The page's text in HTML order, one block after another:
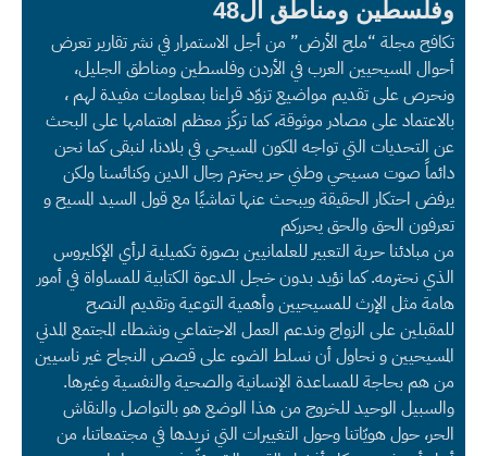
وفلسطين ومناطق ال48
تكافح مجلة “ملح الأرض” من أجل الاستمرار في نشر تقارير تعرض
أحوال المسيحيين العرب في الأردن وفلسطين ومناطق الجليل،
ونحرص على تقديم مواضيع تزوّد قراءنا بمعلومات مفيدة لهم ،
بالاعتماد على مصادر موثوقة، كما تركّز معظم اهتمامها على البحث
عن التحديات التي تواجه المكون المسيحي في بلادنا، لنبقى كما نحن
دائماً صوت مسيحي وطني حر يحترم رجال الدين وكنائسنا ولكن
يرفض احتكار الحقيقة ويبحث عنها تماشيًا مع قول السيد المسيح و
تعرفون الحق والحق يحرركم
من مبادئنا حرية التعبير للعلمانيين بصورة تكميلية لرأي الإكليروس
الذي نحترمه. كما نؤيد بدون خجل الدعوة الكتابية للمساواة في أمور
هامة مثل الإرث للمسيحيين وأهمية التوعية وتقديم النصح
للمقبلين على الزواج وندعم العمل الاجتماعي ونشطاء المجتمع المدني
المسيحيين و نحاول أن نسلط الضوء على قصص النجاح غير ناسيين
من هم بحاجة للمساعدة الإنسانية والصحية والنفسية وغيرها.
والسبيل الوحيد للخروج من هذا الوضع هو بالتواصل والنقاش
الحر، حول هويّاتنا وحول التغييرات التي نريدها في مجتمعاتنا، من